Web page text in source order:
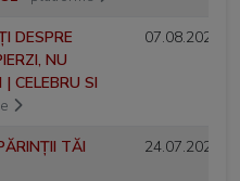
DESPRE
NU
CELEBRU SI
07.08.2025
TĂI
24.07.2025